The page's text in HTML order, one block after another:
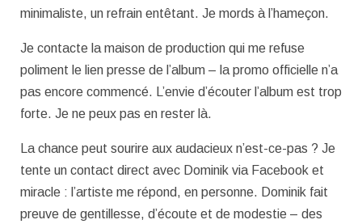
minimaliste, un refrain entêtant. Je mords à l’hameçon.
Je contacte la maison de production qui me refuse
poliment le lien presse de l’album – la promo officielle n’a
pas encore commencé. L’envie d’écouter l’album est trop
forte. Je ne peux pas en rester là.
La chance peut sourire aux audacieux n’est-ce-pas ? Je
tente un contact direct avec Dominik via Facebook et
miracle : l’artiste me répond, en personne. Dominik fait
preuve de gentillesse, d’écoute et de modestie – des